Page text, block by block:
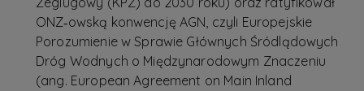
ONZ‑owską konwencję AGN, czyli Europejskie
Porozumienie w Sprawie Głównych Śródlądowych
Dróg Wodnych o Międzynarodowym Znaczeniu
(ang. European Agreement on Main Inland